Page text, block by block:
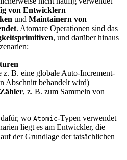
von Entwicklern
und Maintainern von
. Atomare Operationen sind das
, und darüber hinaus
z. B. eine globale Auto-Increment-
Abschnitt behandelt wird)
, z. B. zum Sammeln von
wo Atomic-Typen verwendet
liegt es am Entwickler, die
der Grundlage der tatsächlichen